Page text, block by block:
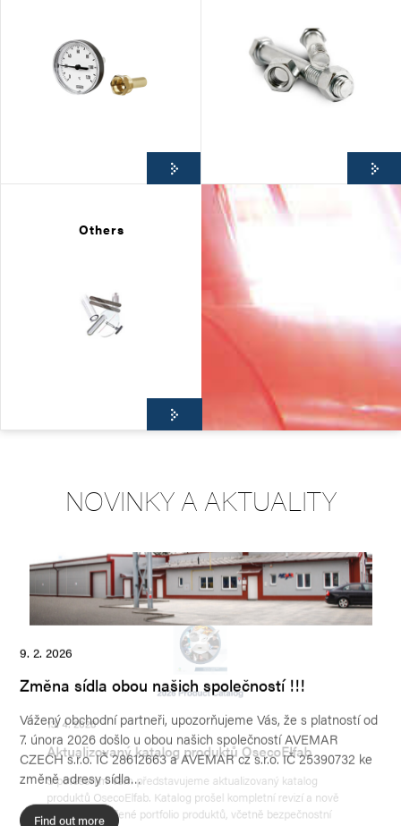
Others
NOVINKY A AKTUALITY
9. 2. 2026
Změna sídla obou našich společností !!!
Vážený obchodní partneři, upozorňujeme Vás, že s platností od
7. února 2026 došlo u obou našich společností AVEMAR